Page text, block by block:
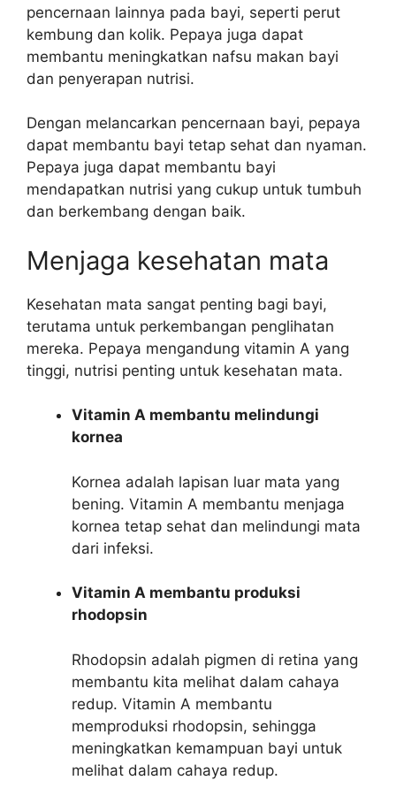
pencernaan lainnya pada bayi, seperti perut
kembung dan kolik. Pepaya juga dapat
membantu meningkatkan nafsu makan bayi
dan penyerapan nutrisi.
Dengan melancarkan pencernaan bayi, pepaya
dapat membantu bayi tetap sehat dan nyaman.
Pepaya juga dapat membantu bayi
mendapatkan nutrisi yang cukup untuk tumbuh
dan berkembang dengan baik.
Menjaga kesehatan mata
Kesehatan mata sangat penting bagi bayi,
terutama untuk perkembangan penglihatan
mereka. Pepaya mengandung vitamin A yang
tinggi, nutrisi penting untuk kesehatan mata.
Vitamin A membantu melindungi
kornea
Kornea adalah lapisan luar mata yang
bening. Vitamin A membantu menjaga
kornea tetap sehat dan melindungi mata
dari infeksi.
Vitamin A membantu produksi
rhodopsin
Rhodopsin adalah pigmen di retina yang
membantu kita melihat dalam cahaya
redup. Vitamin A membantu
memproduksi rhodopsin, sehingga
meningkatkan kemampuan bayi untuk
melihat dalam cahaya redup.